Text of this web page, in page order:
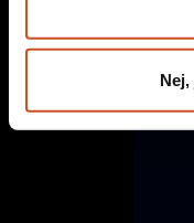
organisationerna och